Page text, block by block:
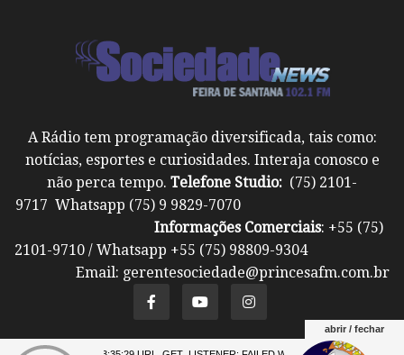
A Rádio tem programação diversificada, tais como:
notícias, esportes e curiosidades. Interaja conosco e
não perca tempo. Telefone Studio: (75) 2101-
9717 Whatsapp (75) 9 9829-7070
Informações Comerciais: +55 (75)
2101-9710 / Whatsapp +55 (75) 98809-9304
Email: gerentesociedade@princesafm.com.br
abrir / fechar